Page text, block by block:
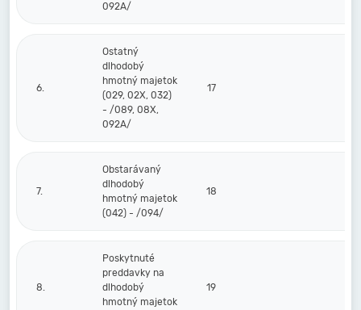
092A/
6.
Ostatný
dlhodobý
hmotný majetok
(029, 02X, 032)
- /089, 08X,
092A/
17
7.
Obstarávaný
dlhodobý
hmotný majetok
(042) - /094/
18
8.
Poskytnuté
preddavky na
dlhodobý
hmotný majetok
19